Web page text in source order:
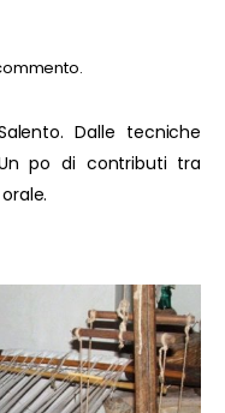
Dalle tecniche
po di contributi tra